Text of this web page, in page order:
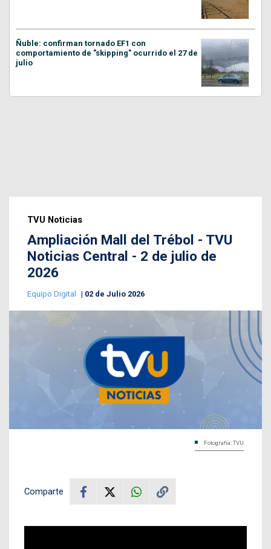
Ñuble: confirman tornado EF1 con
comportamiento de "skipping" ocurrido el 27 de
julio
TVU Noticias
Ampliación Mall del Trébol - TVU
Noticias Central - 2 de julio de
2026
Equipo Digital 02 de Julio 2026
Fotografía: TVU
Comparte